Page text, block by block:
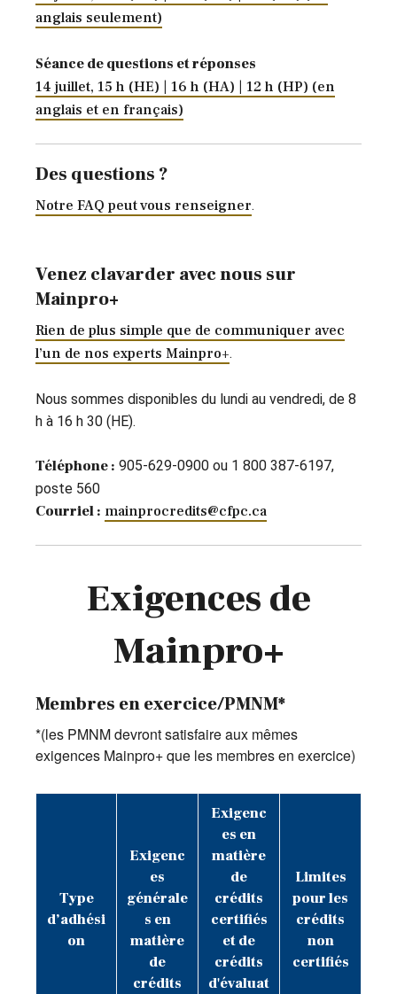
anglais seulement)
Séance de questions et réponses
14 juillet, 15 h (HE) | 16 h (HA) | 12 h (HP) (en
anglais et en français)
Des questions ?
Notre FAQ peut vous renseigner.
Venez clavarder avec nous sur
Mainpro+
Rien de plus simple que de communiquer avec
l’un de nos experts Mainpro+.
Nous sommes disponibles du lundi au vendredi, de 8
h à 16 h 30 (HE).
Téléphone : 905-629-0900 ou 1 800 387-6197,
poste 560
Courriel : mainprocredits@cfpc.ca
Exigences de
Mainpro+
Membres en exercice/PMNM*
*(les PMNM devront satisfaire aux mêmes
exigences Mainpro+ que les membres en exercice)
Type
d’adhési
on
Exigenc
es
générale
s en
matière
de
crédits
Exigenc
es en
matière
de
crédits
certifiés
et de
crédits
d'évaluat
Limites
pour les
crédits
non
certifiés